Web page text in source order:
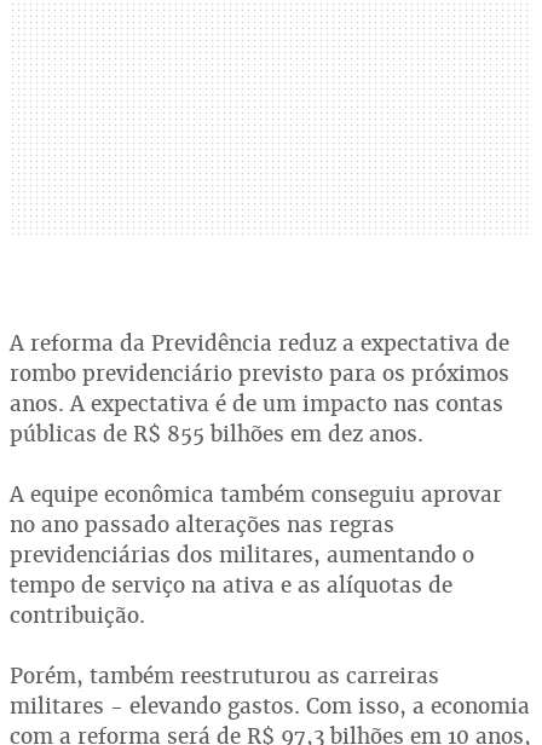
A reforma da Previdência reduz a expectativa de
rombo previdenciário previsto para os próximos
anos. A expectativa é de um impacto nas contas
públicas de R$ 855 bilhões em dez anos.
A equipe econômica também conseguiu aprovar
no ano passado alterações nas regras
previdenciárias dos militares, aumentando o
tempo de serviço na ativa e as alíquotas de
contribuição.
Porém, também reestruturou as carreiras
militares - elevando gastos. Com isso, a economia
com a reforma será de R$ 97,3 bilhões em 10 anos,